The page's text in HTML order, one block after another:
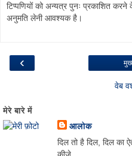
टिप्पणियों को अन्यत्र पुनः प्रकाशित
अनुमति लेनी आवश्यक है।
‹
वेब
मेरे बारे में
आलोक
दिल तो है दिल, दिल का
कीजे